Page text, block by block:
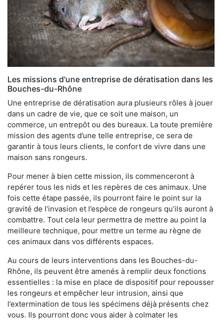
Les missions d'une entreprise de dératisation dans les
Bouches-du-Rhône
Une entreprise de dératisation aura plusieurs rôles à jouer
dans un cadre de vie, que ce soit une maison, un
commerce, un entrepôt ou des bureaux. La toute première
mission des agents d’une telle entreprise, ce sera de
garantir à tous leurs clients, le confort de vivre dans une
maison sans rongeurs.
Pour mener à bien cette mission, ils commenceront à
repérer tous les nids et les repères de ces animaux. Une
fois cette étape passée, ils pourront faire le point sur la
gravité de l’invasion et l’espèce de rongeurs qu’ils auront à
combattre. Tout cela leur permettra de mettre au point la
meilleure technique, pour mettre un terme au règne de
ces animaux dans vos différents espaces.
Au cours de leurs interventions dans les Bouches-du-
Rhône, ils peuvent être amenés à remplir deux fonctions
essentielles : la mise en place de dispositif pour repousser
les rongeurs et empêcher leur intrusion, ainsi que
l’extermination de tous les spécimens déjà présents chez
vous. Ils pourront donc vous aider à colmater les